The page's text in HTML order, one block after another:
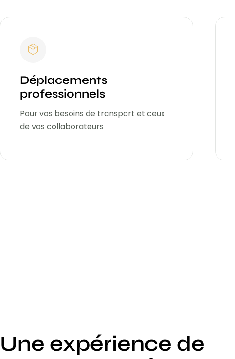
Déplacements
professionnels
Pour vos besoins de transport et ceux
de vos collaborateurs
Une expérience de